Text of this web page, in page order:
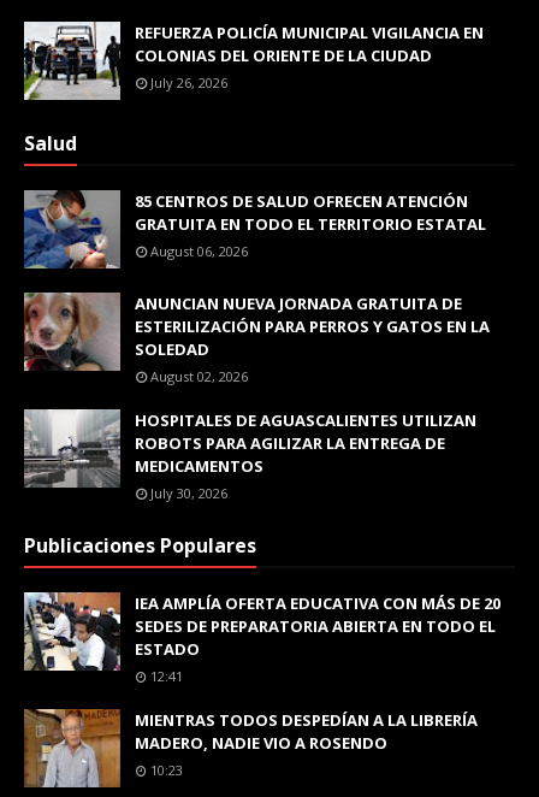
REFUERZA POLICÍA MUNICIPAL VIGILANCIA EN
COLONIAS DEL ORIENTE DE LA CIUDAD
July 26, 2026
Salud
85 CENTROS DE SALUD OFRECEN ATENCIÓN
GRATUITA EN TODO EL TERRITORIO ESTATAL
August 06, 2026
ANUNCIAN NUEVA JORNADA GRATUITA DE
ESTERILIZACIÓN PARA PERROS Y GATOS EN LA
SOLEDAD
August 02, 2026
HOSPITALES DE AGUASCALIENTES UTILIZAN
ROBOTS PARA AGILIZAR LA ENTREGA DE
MEDICAMENTOS
July 30, 2026
Publicaciones Populares
IEA AMPLÍA OFERTA EDUCATIVA CON MÁS DE 20
SEDES DE PREPARATORIA ABIERTA EN TODO EL
ESTADO
12:41
MIENTRAS TODOS DESPEDÍAN A LA LIBRERÍA
MADERO, NADIE VIO A ROSENDO
10:23